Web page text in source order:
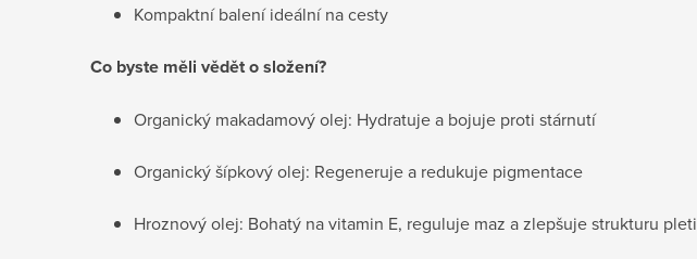
Kompaktní balení ideální na cesty
Co byste měli vědět o složení?
Organický makadamový olej: Hydratuje a bojuje proti stárnutí
Organický šípkový olej: Regeneruje a redukuje pigmentace
Hroznový olej: Bohatý na vitamin E, reguluje maz a zlepšuje strukturu pleti